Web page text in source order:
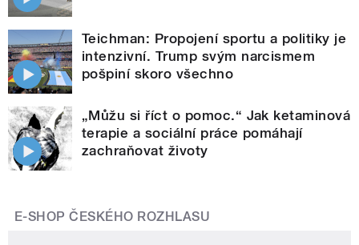
Teichman: Propojení sportu a politiky je
intenzivní. Trump svým narcismem
pošpiní skoro všechno
„Můžu si říct o pomoc.“ Jak ketaminová
terapie a sociální práce pomáhají
zachraňovat životy
E-SHOP ČESKÉHO ROZHLASU